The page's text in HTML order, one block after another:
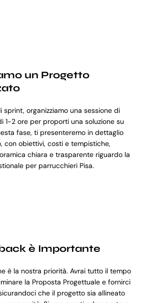
un Progetto
sprint, organizziamo una sessione di
1-2 ore per proporti una soluzione su
fase, ti presenteremo in dettaglio
con obiettivi, costi e tempistiche,
chiara e trasparente riguardo la
per parrucchieri Pisa.
è Importante
è la nostra priorità. Avrai tutto il tempo
la Proposta Progettuale e fornirci
che il progetto sia allineato